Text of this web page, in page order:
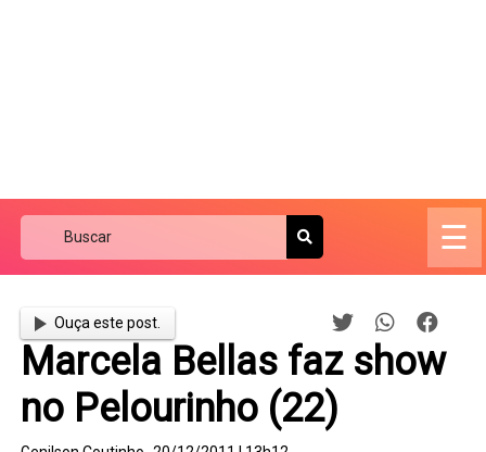
☰
Ouça este post.
Marcela Bellas faz show
no Pelourinho (22)